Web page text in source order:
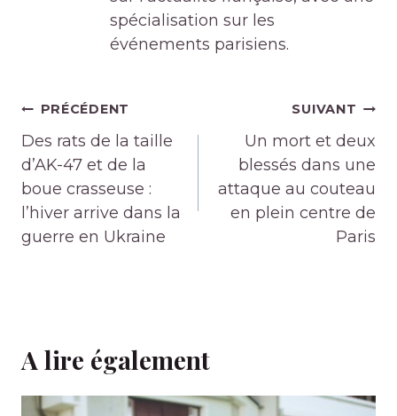
spécialisation sur les
événements parisiens.
Navigation
de
l’article
PRÉCÉDENT
Des rats de la taille
d’AK-47 et de la
boue crasseuse :
l’hiver arrive dans la
guerre en Ukraine
SUIVANT
Un mort et deux
blessés dans une
attaque au couteau
en plein centre de
Paris
A lire également